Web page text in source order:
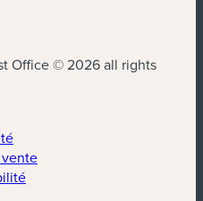
Office © 2026 all rights